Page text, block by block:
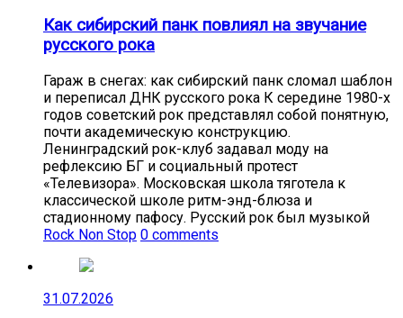
Как сибирский панк повлиял на звучание
русского рока
Гараж в снегах: как сибирский панк сломал шаблон
и переписал ДНК русского рока К середине 1980-х
годов советский рок представлял собой понятную,
почти академическую конструкцию.
Ленинградский рок-клуб задавал моду на
рефлексию БГ и социальный протест
«Телевизора». Московская школа тяготела к
классической школе ритм-энд-блюза и
стадионному пафосу. Русский рок был музыкой
Rock Non Stop 0 comments
31.07.2026